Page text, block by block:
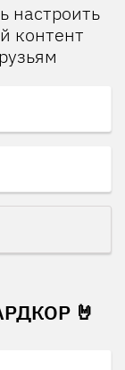
настроить
контент
🤘